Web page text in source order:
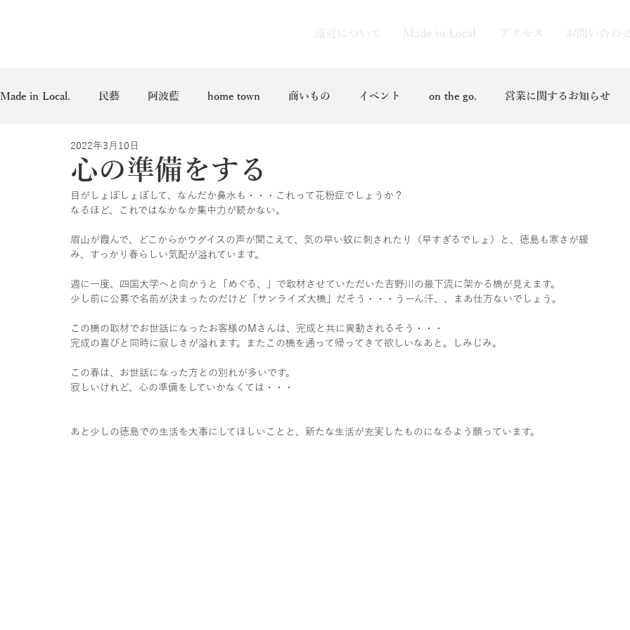
遠近について Made in Local. アクセス お問い合わ
Made in Local. 民藝 阿波藍 home town 商いもの イベント on the go. 営業に関するお知らせ
心の準備をする
2022年3月10日
目がしょぼしょぼして、なんだか鼻水も・・・これって花粉症でしょうか？
なるほど、これではなかなか集中力が続かない。
眉山が霞んで、どこからかウグイスの声が聞こえて、気の早い蚊に刺されたり（早すぎるでしょ）と、徳島も寒さが緩
み、すっかり春らしい気配が溢れています。
週に一度、四国大学へと向かうと「めぐる、」で取材させていただいた吉野川の最下流に架かる橋が見えます。
少し前に公募で名前が決まったのだけど「サンライズ大橋」だそう・・・うーん汗、、まあ仕方ないでしょう。
この橋の取材でお世話になったお客様のMさんは、完成と共に異動されるそう・・・
完成の喜びと同時に寂しさが溢れます。またこの橋を通って帰ってきて欲しいなあと。しみじみ。
この春は、お世話になった方との別れが多いです。
寂しいけれど、心の準備をしていかなくては・・・
あと少しの徳島での生活を大事にしてほしいことと、新たな生活が充実したものになるよう願っています。